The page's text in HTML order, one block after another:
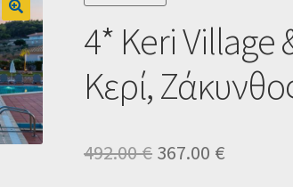
4* Keri Village
Κερί,
492.00€ Original
367.00 €